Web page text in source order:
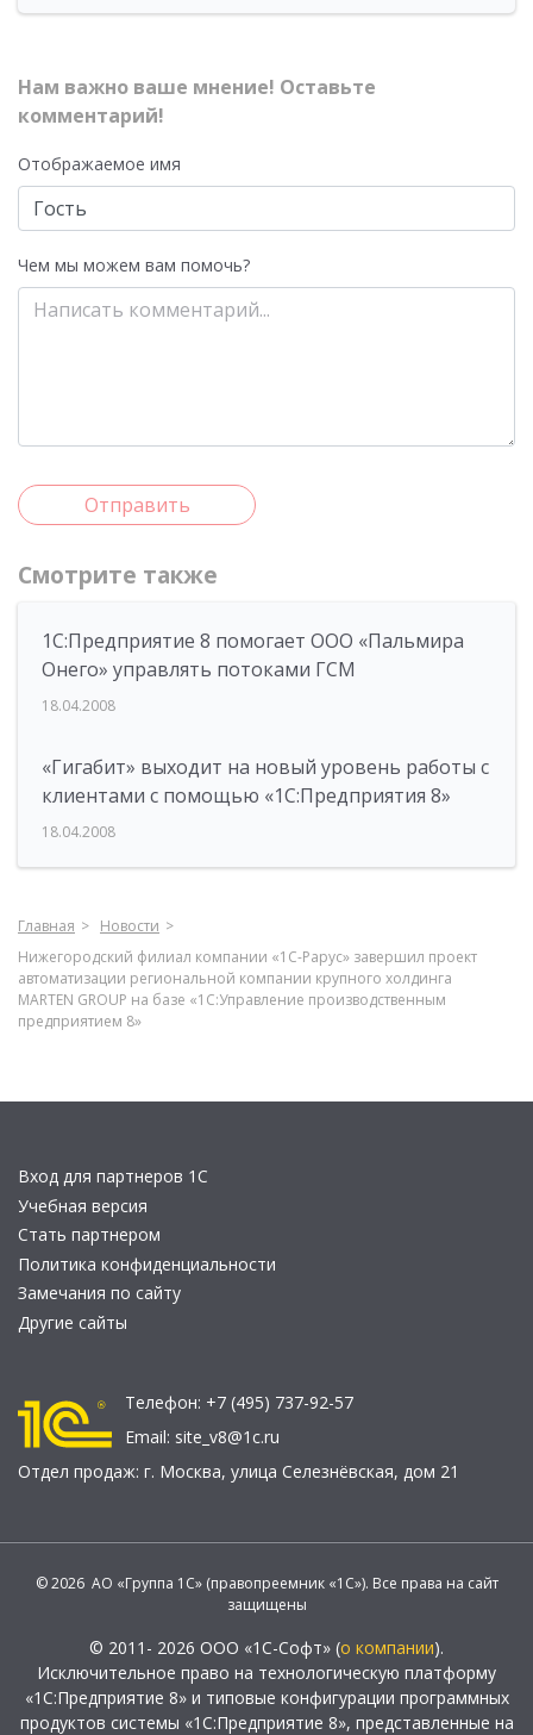
Нам важно ваше мнение! Оставьте
комментарий!
Отображаемое имя
Чем мы можем вам помочь?
Отправить
Смотрите также
1С:Предприятие 8 помогает ООО «Пальмира
Онего» управлять потоками ГСМ
18.04.2008
«Гигабит» выходит на новый уровень работы с
клиентами с помощью «1С:Предприятия 8»
18.04.2008
Главная
Новости
Нижегородский филиал компании «1С-Рарус» завершил проект
автоматизации региональной компании крупного холдинга
MARTEN GROUP на базе «1С:Управление производственным
предприятием 8»
Вход для партнеров 1С
Учебная версия
Стать партнером
Политика конфиденциальности
Замечания по сайту
Другие сайты
Телефон: +7 (495) 737-92-57
Email: site_v8@1c.ru
Отдел продаж: г. Москва, улица Селезнёвская, дом 21
© 2026 АО «Группа 1С» (правопреемник «1С»). Все права на сайт
защищены
© 2011- 2026 ООО «1С-Софт» (о компании).
Исключительное право на технологическую платформу
«1С:Предприятие 8» и типовые конфигурации программных
продуктов системы «1С:Предприятие 8», представленные на